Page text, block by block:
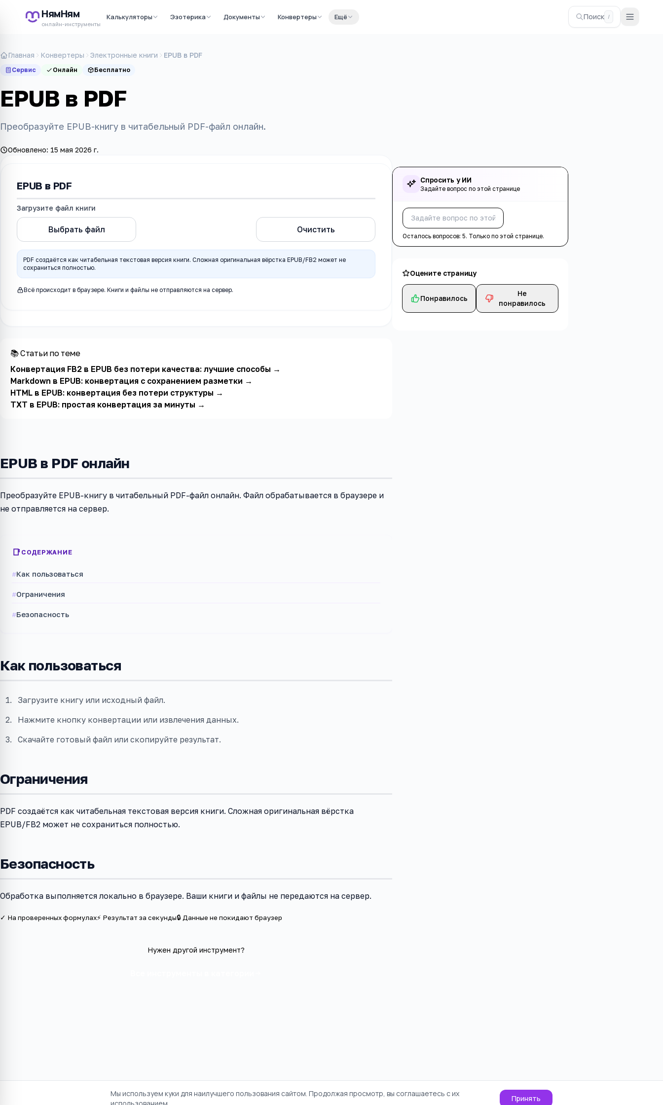
НямНям
онлайн-инструменты
Калькуляторы Эзотерика Документы Конвертеры Ещё Поиск /
Главная Конвертеры Электронные книги EPUB в PDF
Сервис Онлайн Бесплатно
EPUB в PDF
Преобразуйте EPUB-книгу в читабельный PDF-файл онлайн.
Обновлено: 15 мая 2026 г.
EPUB в PDF
Загрузите файл книги
Выбрать файл Очистить
PDF создаётся как читабельная текстовая версия книги. Сложная оригинальная вёрстка EPUB/FB2 может не
сохраниться полностью.
Всё происходит в браузере. Книги и файлы не отправляются на сервер.
📚 Статьи по теме
Конвертация FB2 в EPUB без потери качества: лучшие способы →
Markdown в EPUB: конвертация с сохранением разметки →
HTML в EPUB: конвертация без потери структуры →
TXT в EPUB: простая конвертация за минуты →
EPUB в PDF онлайн
Преобразуйте EPUB-книгу в читабельный PDF-файл онлайн. Файл обрабатывается в браузере и
не отправляется на сервер.
СОДЕРЖАНИЕ
Как пользоваться
Ограничения
Безопасность
Как пользоваться
Загрузите книгу или исходный файл.
Нажмите кнопку конвертации или извлечения данных.
Скачайте готовый файл или скопируйте результат.
Ограничения
PDF создаётся как читабельная текстовая версия книги. Сложная оригинальная вёрстка
EPUB/FB2 может не сохраниться полностью.
Безопасность
Обработка выполняется локально в браузере. Ваши книги и файлы не передаются на сервер.
✓ На проверенных формулах⚡ Результат за секунды🔒 Данные не покидают браузер
Нужен другой инструмент?
Спросить у ИИ
Задайте вопрос по этой странице
Осталось вопросов:5. Только по этой странице.
Оцените страницу
Понравилось
Не
понравилось
Мы используем куки для наилучшего пользования сайтом. Продолжая просмотр, вы соглашаетесь с их
Принять